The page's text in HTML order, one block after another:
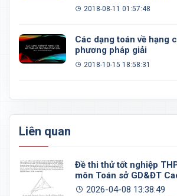
2018-08-11 01:57:48
Các dạng toán về hạng
phương pháp giải
2018-10-15 18:58:31
Liên quan
Đề thi thử tốt nghiệp
môn Toán sở GD&ĐT
2026-04-08 13:38:49